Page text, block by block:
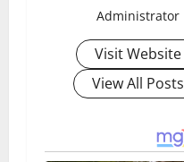
Administrator
Visit Website
View All Posts